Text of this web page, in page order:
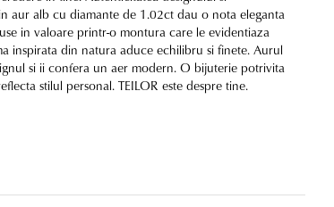
aur alb cu diamante de 1.02ct dau o nota eleganta
in valoare printr-o montura care le evidentiaza
inspirata din natura aduce echilibru si finete. Aurul
si ii confera un aer modern. O bijuterie potrivita
stilul personal. TEILOR este despre tine.